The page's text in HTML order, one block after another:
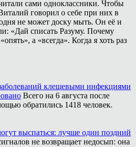
сами одноклассники. Чтобы
говорил о себе при них в
не может доску мыть. Он её и
«Дай списать Разуму. Почему
а «всегда». Когда я хоть раз
клещевыми инфекциями
Всего на 6 августа после
обратились 1418 человек.
выспаться: лучше один поздний
не возвращает недосып: она